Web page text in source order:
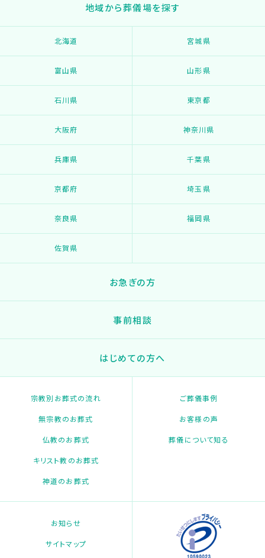
地域から葬儀場を探す
北海道 宮城県
富山県 山形県
石川県 東京都
大阪府 神奈川県
兵庫県 千葉県
京都府 埼玉県
奈良県 福岡県
佐賀県
お急ぎの方
事前相談
はじめての方へ
宗教別お葬式の流れ
無宗教のお葬式
仏教のお葬式
キリスト教のお葬式
神道のお葬式
ご葬儀事例
お客様の声
葬儀について知る
お知らせ
サイトマップ